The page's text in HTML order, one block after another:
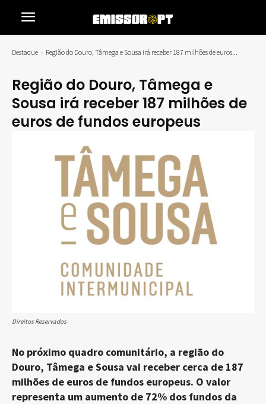
Destaque Região do Douro, Tâmega e Sousa irá receber 187 milhões de euros...
Região do Douro, Tâmega e
Sousa irá receber 187 milhões de
euros de fundos europeus
Direitos Reservados
No próximo quadro comunitário, a região do
Douro, Tâmega e Sousa vai receber cerca de 187
milhões de euros de fundos europeus. O valor
representa um aumento de 72% dos fundos da